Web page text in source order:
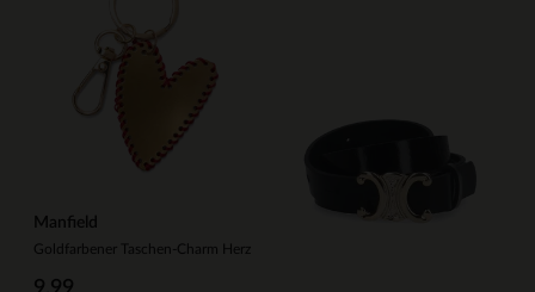
Manfield
Goldfarbener Taschen-Charm Herz